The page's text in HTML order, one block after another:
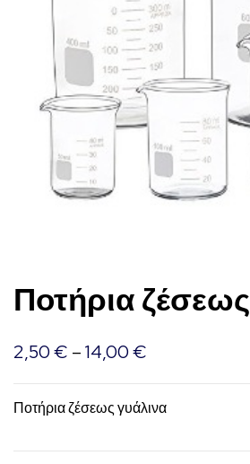
Ποτήρια ζέσεως
2,50€ –14,00€
Ποτήρια ζέσεως γυάλινα